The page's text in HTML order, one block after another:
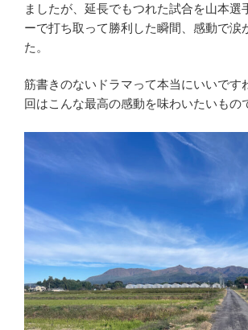
ましたが、延長でもつれた試合を山本選
ーで打ち取って勝利した瞬間、感動で涙
た。
筋書きのないドラマって本当にいいで
回はこんな最高の感動を味わいたいもの